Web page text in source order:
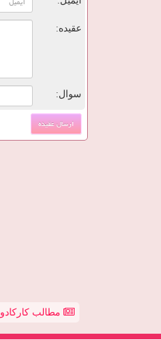
عقیده:
سوال:
مطالب کارکادو